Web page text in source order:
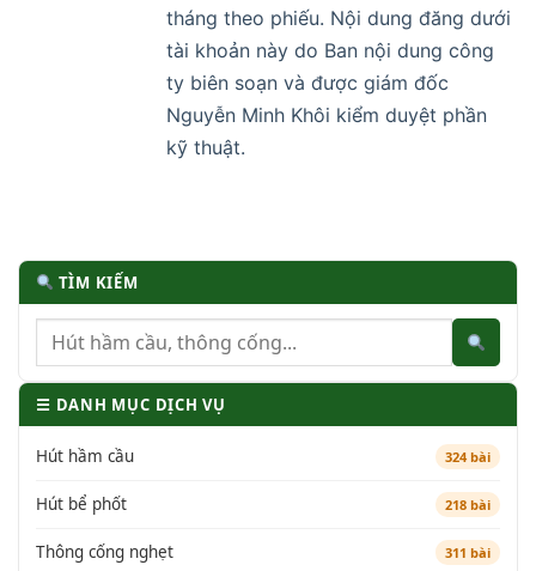
tháng theo phiếu. Nội dung đăng dưới
tài khoản này do Ban nội dung công
ty biên soạn và được giám đốc
Nguyễn Minh Khôi kiểm duyệt phần
kỹ thuật.
TÌM KIẾM
☰ DANH MỤC DỊCH VỤ
Hút hầm cầu 324 bài
Hút bể phốt 218 bài
Thông cống nghẹt 311 bài